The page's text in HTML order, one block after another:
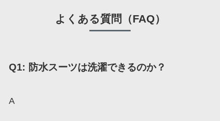
よくある質問（FAQ）
Q1: 防水スーツは洗濯できるのか？
A